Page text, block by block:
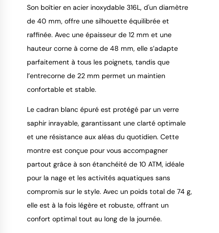
Son boîtier en acier inoxydable 316L, d'un diamètre
de 40 mm, offre une silhouette équilibrée et
raffinée. Avec une épaisseur de 12 mm et une
hauteur corne à corne de 48 mm, elle s’adapte
parfaitement à tous les poignets, tandis que
l’entrecorne de 22 mm permet un maintien
confortable et stable.
Le cadran blanc épuré est protégé par un verre
saphir inrayable, garantissant une clarté optimale
et une résistance aux aléas du quotidien. Cette
montre est conçue pour vous accompagner
partout grâce à son étanchéité de 10 ATM, idéale
pour la nage et les activités aquatiques sans
compromis sur le style. Avec un poids total de 74 g,
elle est à la fois légère et robuste, offrant un
confort optimal tout au long de la journée.